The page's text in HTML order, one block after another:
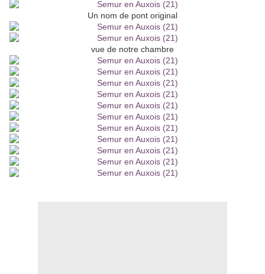
Un nom de pont original
vue de notre chambre